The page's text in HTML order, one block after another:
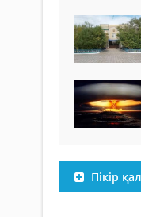
Пікір